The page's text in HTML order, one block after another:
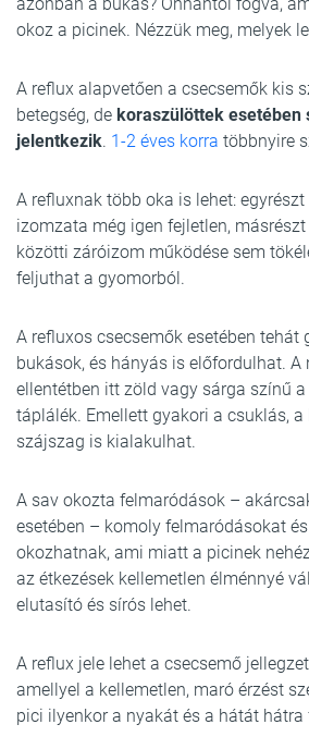
okoz a picinek. Nézzük meg, melyek
A reflux alapvetően a csecsemők kis
betegség, de koraszülöttek esetében
jelentkezik. 1-2 éves korra többnyire
A refluxnak több oka is lehet:
izomzata még igen fejletlen,
közötti záróizom működése sem
feljuthat a gyomorból.
A refluxos csecsemők esetében tehát
bukások, és hányás is előfordulhat.
ellentétben itt zöld vagy sárga színű
táplálék. Emellett gyakori a csuklás, a
szájszag is kialakulhat.
A sav okozta felmaródások –
esetében – komoly felmaródásokat
okozhatnak, ami miatt a picinek
az étkezések kellemetlen élménnyé
elutasító és sírós lehet.
A reflux jele lehet a csecsemő
amellyel a kellemetlen, maró érzést
pici ilyenkor a nyakát és a hátát hátra